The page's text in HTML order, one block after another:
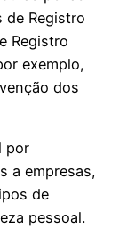
de Registro
Registro
exemplo,
dos
por
a empresas,
de
pessoal.